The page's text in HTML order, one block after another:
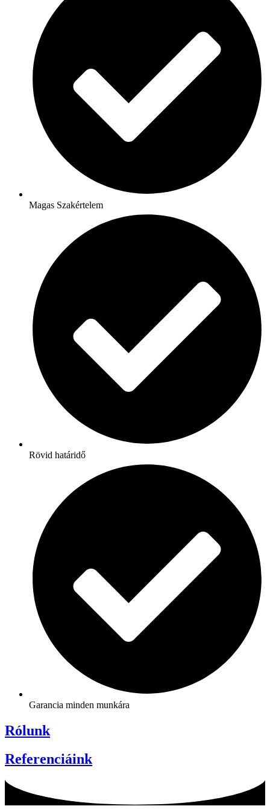
Magas Szakértelem
Rövid határidő
Garancia minden munkára
Rólunk
Referenciáink